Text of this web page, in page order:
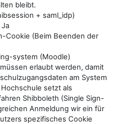
bleibt.
+ saml_idp)
Cookie (Beim Beenden der
system (Moodle)
erlaubt werden, damit
am System
setzt als
Shibboleth (Single Sign-
Anmeldung wir ein für
spezifisches Cookie